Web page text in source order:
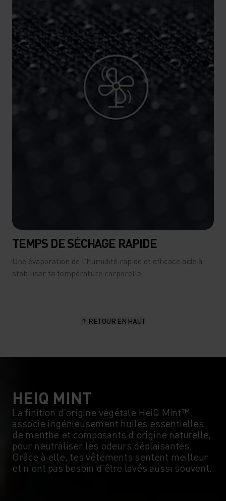
TEMPS DE SÉCHAGE RAPIDE
Une évaporation de l'humidité rapide et efficace aide à
stabiliser ta température corporelle.
RETOUR EN HAUT
HEIQ MINT
La finition d’origine végétale HeiQ Mint™
associe ingénieusement huiles essentielles
de menthe et composants d’origine naturelle,
pour neutraliser les odeurs déplaisantes.
Grâce à elle, tes vêtements sentent meilleur
et n’ont pas besoin d’être lavés aussi souvent.